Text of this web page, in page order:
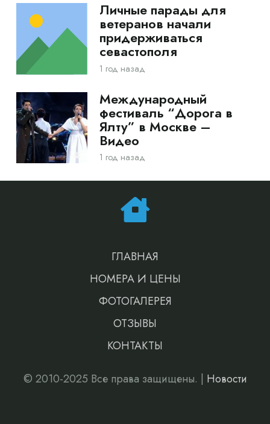
Личные парады для
ветеранов начали
придерживаться
севастополя
1 год назад
Международный
фестиваль “Дорога в
Ялту” в Москве –
Видео
1 год назад
ГЛАВНАЯ
НОМЕРА И ЦЕНЫ
ФОТОГАЛЕРЕЯ
ОТЗЫВЫ
КОНТАКТЫ
© 2010-2025 Все права защищены. | Новости